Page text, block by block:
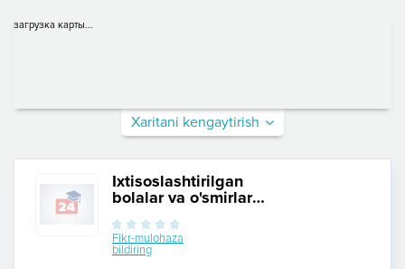
загрузка карты...
Xaritani kengaytirish
Ixtisoslashtirilgan
bolalar va o'smirlar
Fikr-mulohaza
bildiring